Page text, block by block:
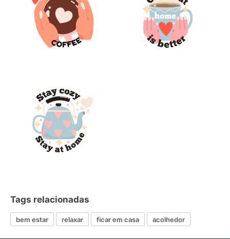
Tags relacionadas
bem estar relaxar ficar em casa acolhedor